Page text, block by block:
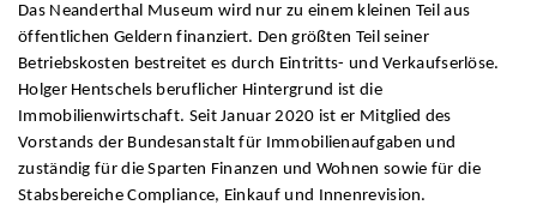
Das Neanderthal Museum wird nur zu einem kleinen Teil aus
öffentlichen Geldern finanziert. Den größten Teil seiner
Betriebskosten bestreitet es durch Eintritts- und Verkaufserlöse.
Holger Hentschels beruflicher Hintergrund ist die
Immobilienwirtschaft. Seit Januar 2020 ist er Mitglied des
Vorstands der Bundesanstalt für Immobilienaufgaben und
zuständig für die Sparten Finanzen und Wohnen sowie für die
Stabsbereiche Compliance, Einkauf und Innenrevision.